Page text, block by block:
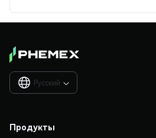
Русский 
Продукты